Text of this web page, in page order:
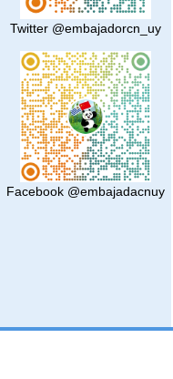
Twitter @embajadorcn_uy
Facebook @embajadacnuy